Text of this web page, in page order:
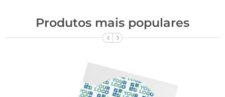
Produtos mais populares